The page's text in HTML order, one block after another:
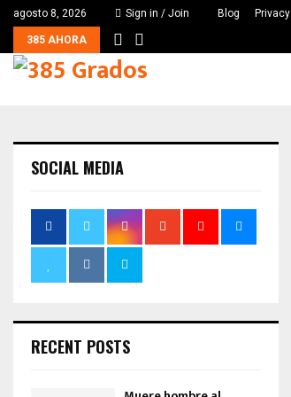
agosto 8, 2026 Sign in / Join Blog Privacy
385 AHORA
SOCIAL MEDIA
RECENT POSTS